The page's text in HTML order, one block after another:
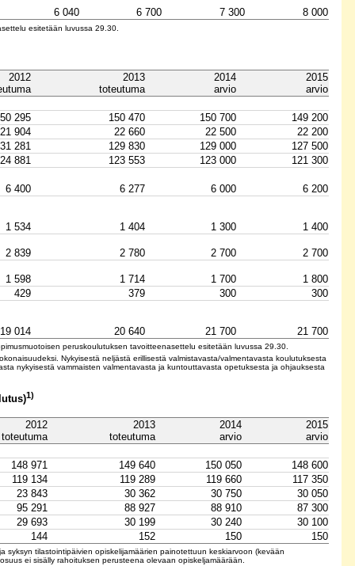
6 040 6 700 7 300 8 000
esitetään luvussa 29.30.
2012
2013
toteutuma
2014
arvio
2015
arvio
295 150 470 150 700
149 200
21 904
22 660 22 500
22 200
281
129 830 129 000
127 500
881
123 553 123 000 121 300
6 400 6 277 6 000 6 200
1 534 1 404 1 300 1 400
2 839 2 780 2 700 2 700
1 598 1 714 1 700
1 800
429
379 300 300
19 014 20 640 21 700 21 700
peruskoulutuksen tavoitteenasettelu esitetään luvussa 29.30.
Nykyisestä neljästä erillisestä valmistavasta/valmentavasta koulutuksesta
nykyisestä vammaisten valmentavasta ja kuntouttavasta opetuksesta ja ohjauksesta
1)
2012
toteutuma
2013
toteutuma
2014
arvio
2015
arvio
148 971 149 640 150 050
148 600
119 134
119 289 119 660
117 350
23 843
30 362 30 750
30 050
95 291
88 927 88 910
87 300
29 693
30 199 30 240
30 100
144
152 150 150
tilastointipäivien opiskelijamäärien painotettuun keskiarvoon (kevään
ei sisälly rahoituksen perusteena olevaan opiskeljamäärään.